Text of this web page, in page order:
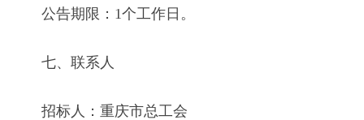
公告期限：1个工作日。
七、联系人
招标人：重庆市总工会